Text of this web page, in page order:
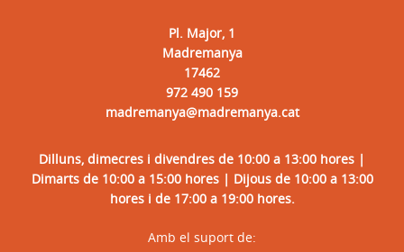
Pl. Major, 1
Madremanya
17462
972 490 159
madremanya@madremanya.cat
Dilluns, dimecres i divendres de 10:00 a 13:00 hores |
Dimarts de 10:00 a 15:00 hores | Dijous de 10:00 a 13:00
hores i de 17:00 a 19:00 hores.
Amb el suport de: